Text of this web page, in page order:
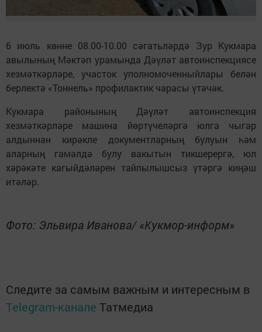
6 июль көнне 08.00-10.00 сәгатьләрдә Зур Кукмара
авылының Мәктәп урамында Дәүләт автоинспекциясе
хезмәткәрләре, участок уполномоченныйлары белән
берлектә «Тоннель» профилактик чарасы үтәчәк.
Кукмара районының Дәүләт автоинспекция
хезмәткәрләре машина йөртүчеләргә юлга чыгар
алдыннан кирәкле документларның булуын һәм
аларның гамәлдә булу вакытын тикшерергә, юл
хәрәкәте кагыйдәләрен тайпылышсыз үтәргә киңәш
итәләр.
Фото: Эльвира Иванова/ «Кукмор-информ»
Следите за самым важным и интересным в
Telegram-канале Татмедиа